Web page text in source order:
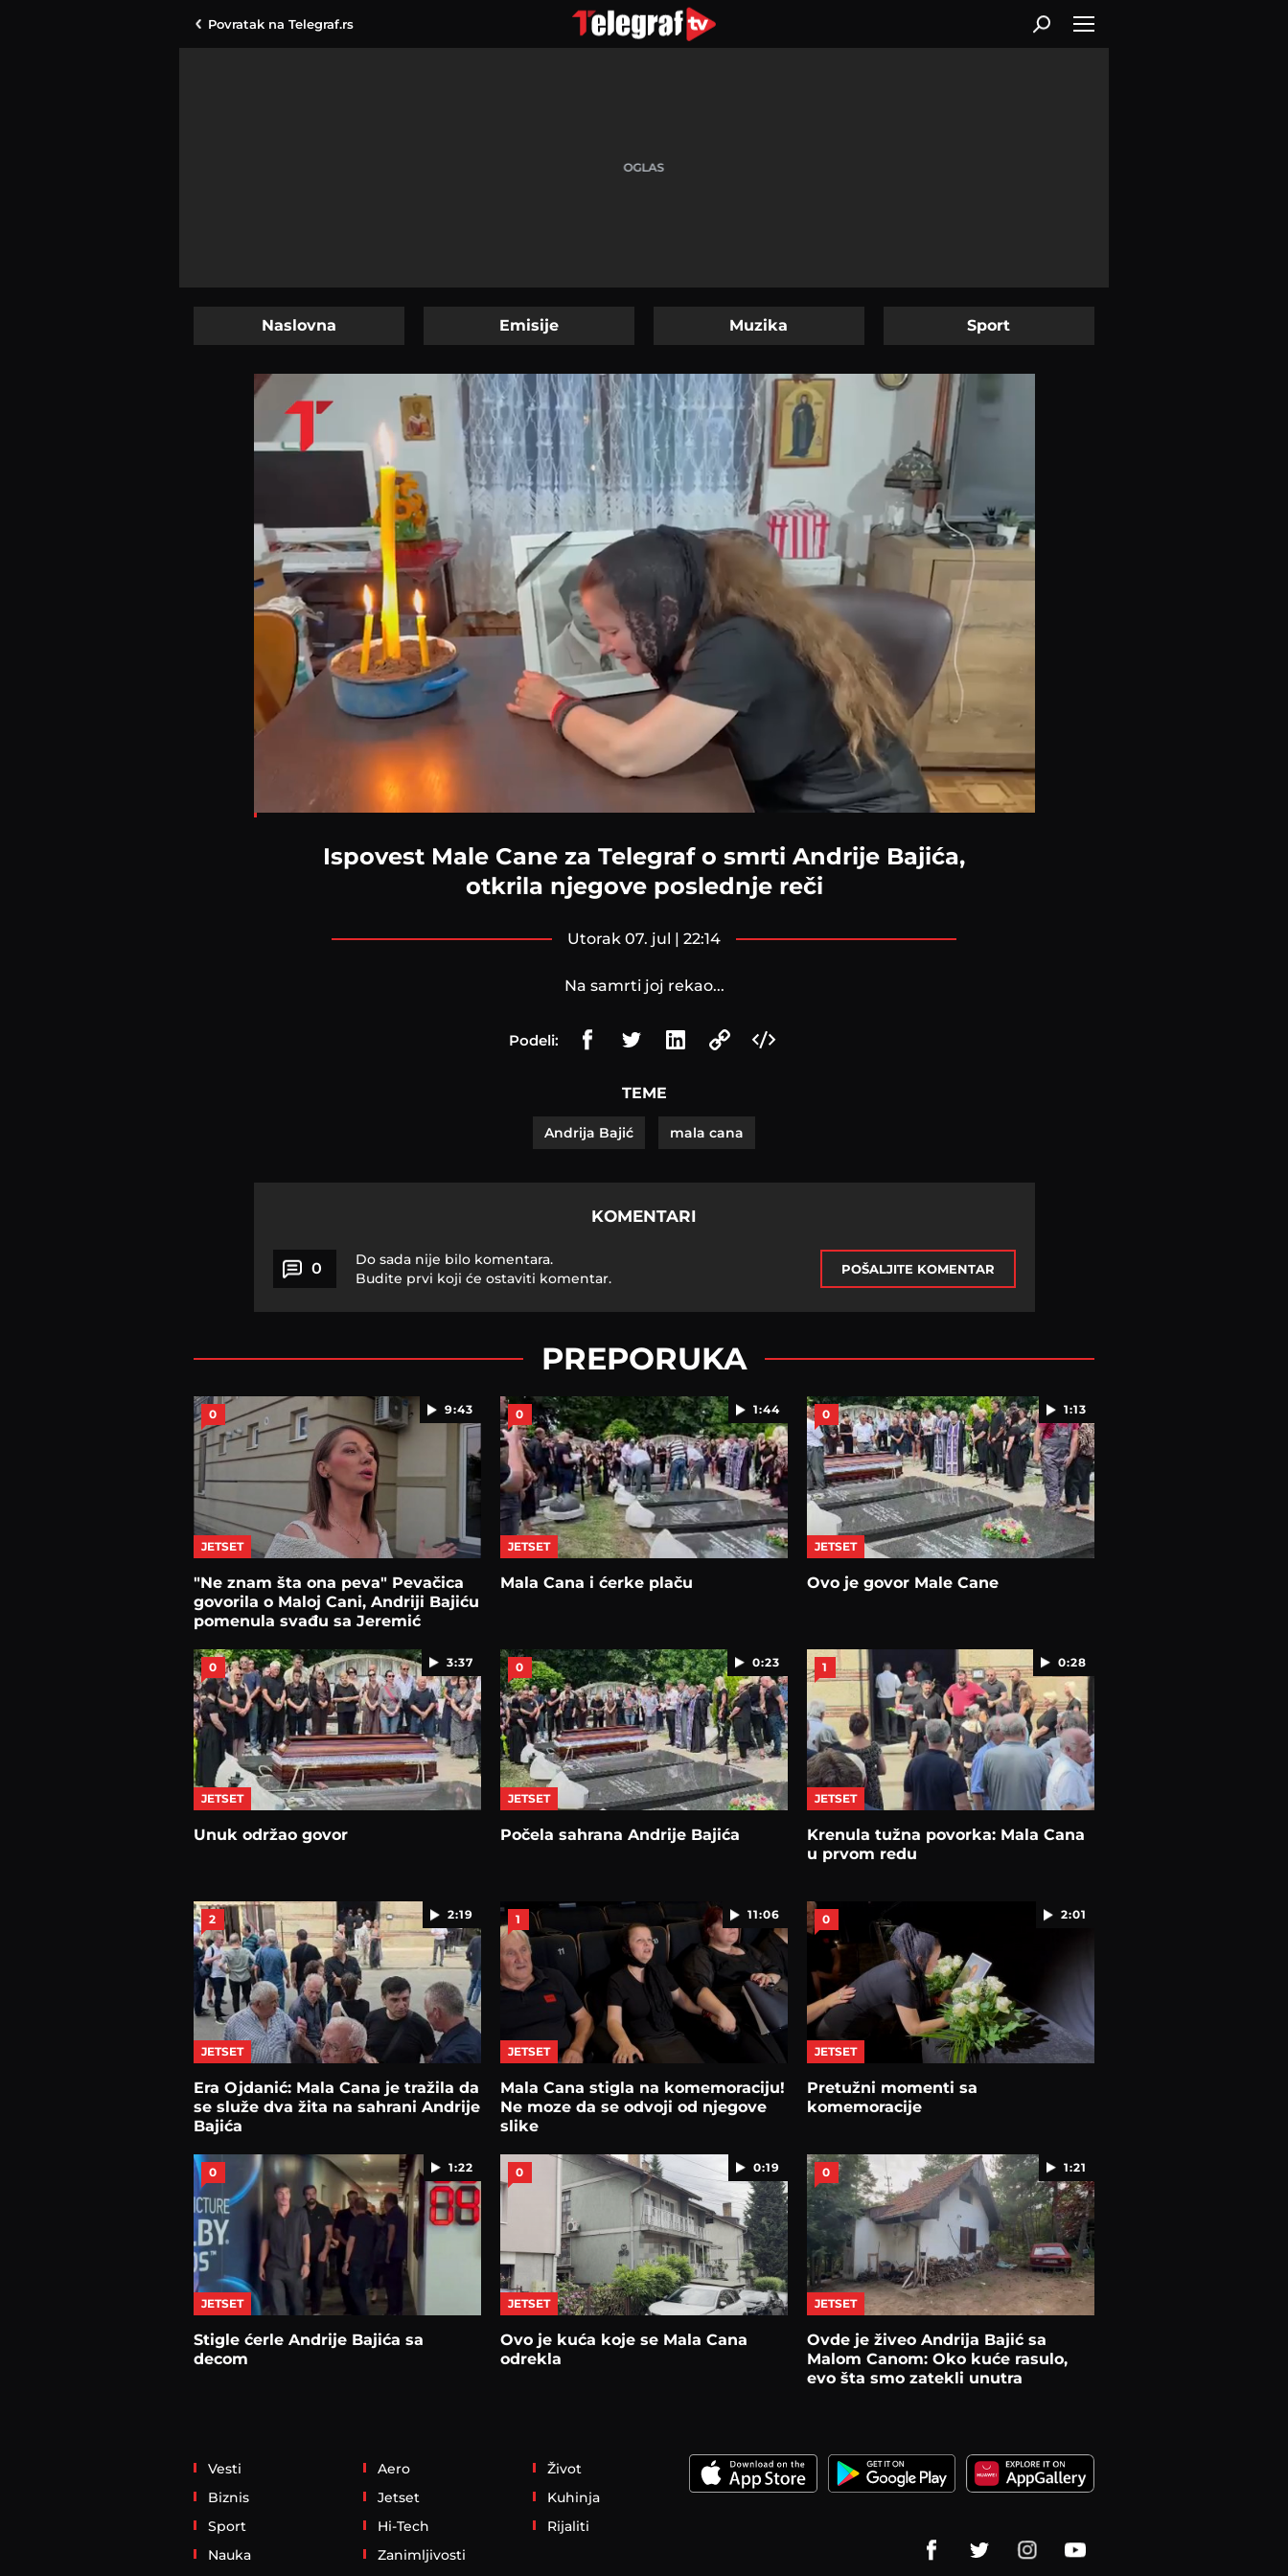
Povratak na Telegraf.rs
Naslovna Emisije Muzika Sport
Ispovest Male Cane za Telegraf o smrti Andrije Bajića,
otkrila njegove poslednje reči
utorak 07. jul | 22:14
Na samrti joj rekao...
Podeli:
TEME
Andrija Bajić mala cana
KOMENTARI
0
Do sada nije bilo komentara.
Budite prvi koji će ostaviti komentar.
POŠALJITE KOMENTAR
PREPORUKA
9:43
0
JETSET
"Ne znam šta ona peva" Pevačica
govorila o Maloj Cani, Andriji Bajiću
pomenula svađu sa Jeremić
1:44
0
JETSET
Mala Cana i ćerke plaču
1:13
0
JETSET
Ovo je govor Male Cane
3:37
0
JETSET
Unuk održao govor
0:23
0
JETSET
Počela sahrana Andrije Bajića
0:28
1
JETSET
Krenula tužna povorka: Mala Cana
u prvom redu
2:19
2
JETSET
Era Ojdanić: Mala Cana je tražila da
se služe dva žita na sahrani Andrije
Bajića
11:06
1
JETSET
Mala Cana stigla na komemoraciju!
Ne moze da se odvoji od njegove
slike
2:01
0
JETSET
Pretužni momenti sa
komemoracije
1:22
0
JETSET
Stigle ćerle Andrije Bajića sa
decom
0:19
0
JETSET
Ovo je kuća koje se Mala Cana
odrekla
1:21
0
JETSET
Ovde je živeo Andrija Bajić sa
Malom Canom: Oko kuće rasulo,
evo šta smo zatekli unutra
Vesti
Biznis
Sport
Nauka
Aero
Jetset
Hi-Tech
Zanimljivosti
Život
Kuhinja
Rijaliti